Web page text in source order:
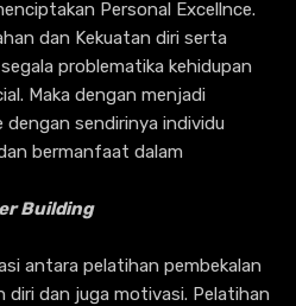
Personal Excellnce.
dan Kekuatan diri serta
problematika kehidupan
Maka dengan menjadi
dengan sendirinya individu
bermanfaat dalam
Building
antara pelatihan pembekalan
diri dan juga motivasi. Pelatihan